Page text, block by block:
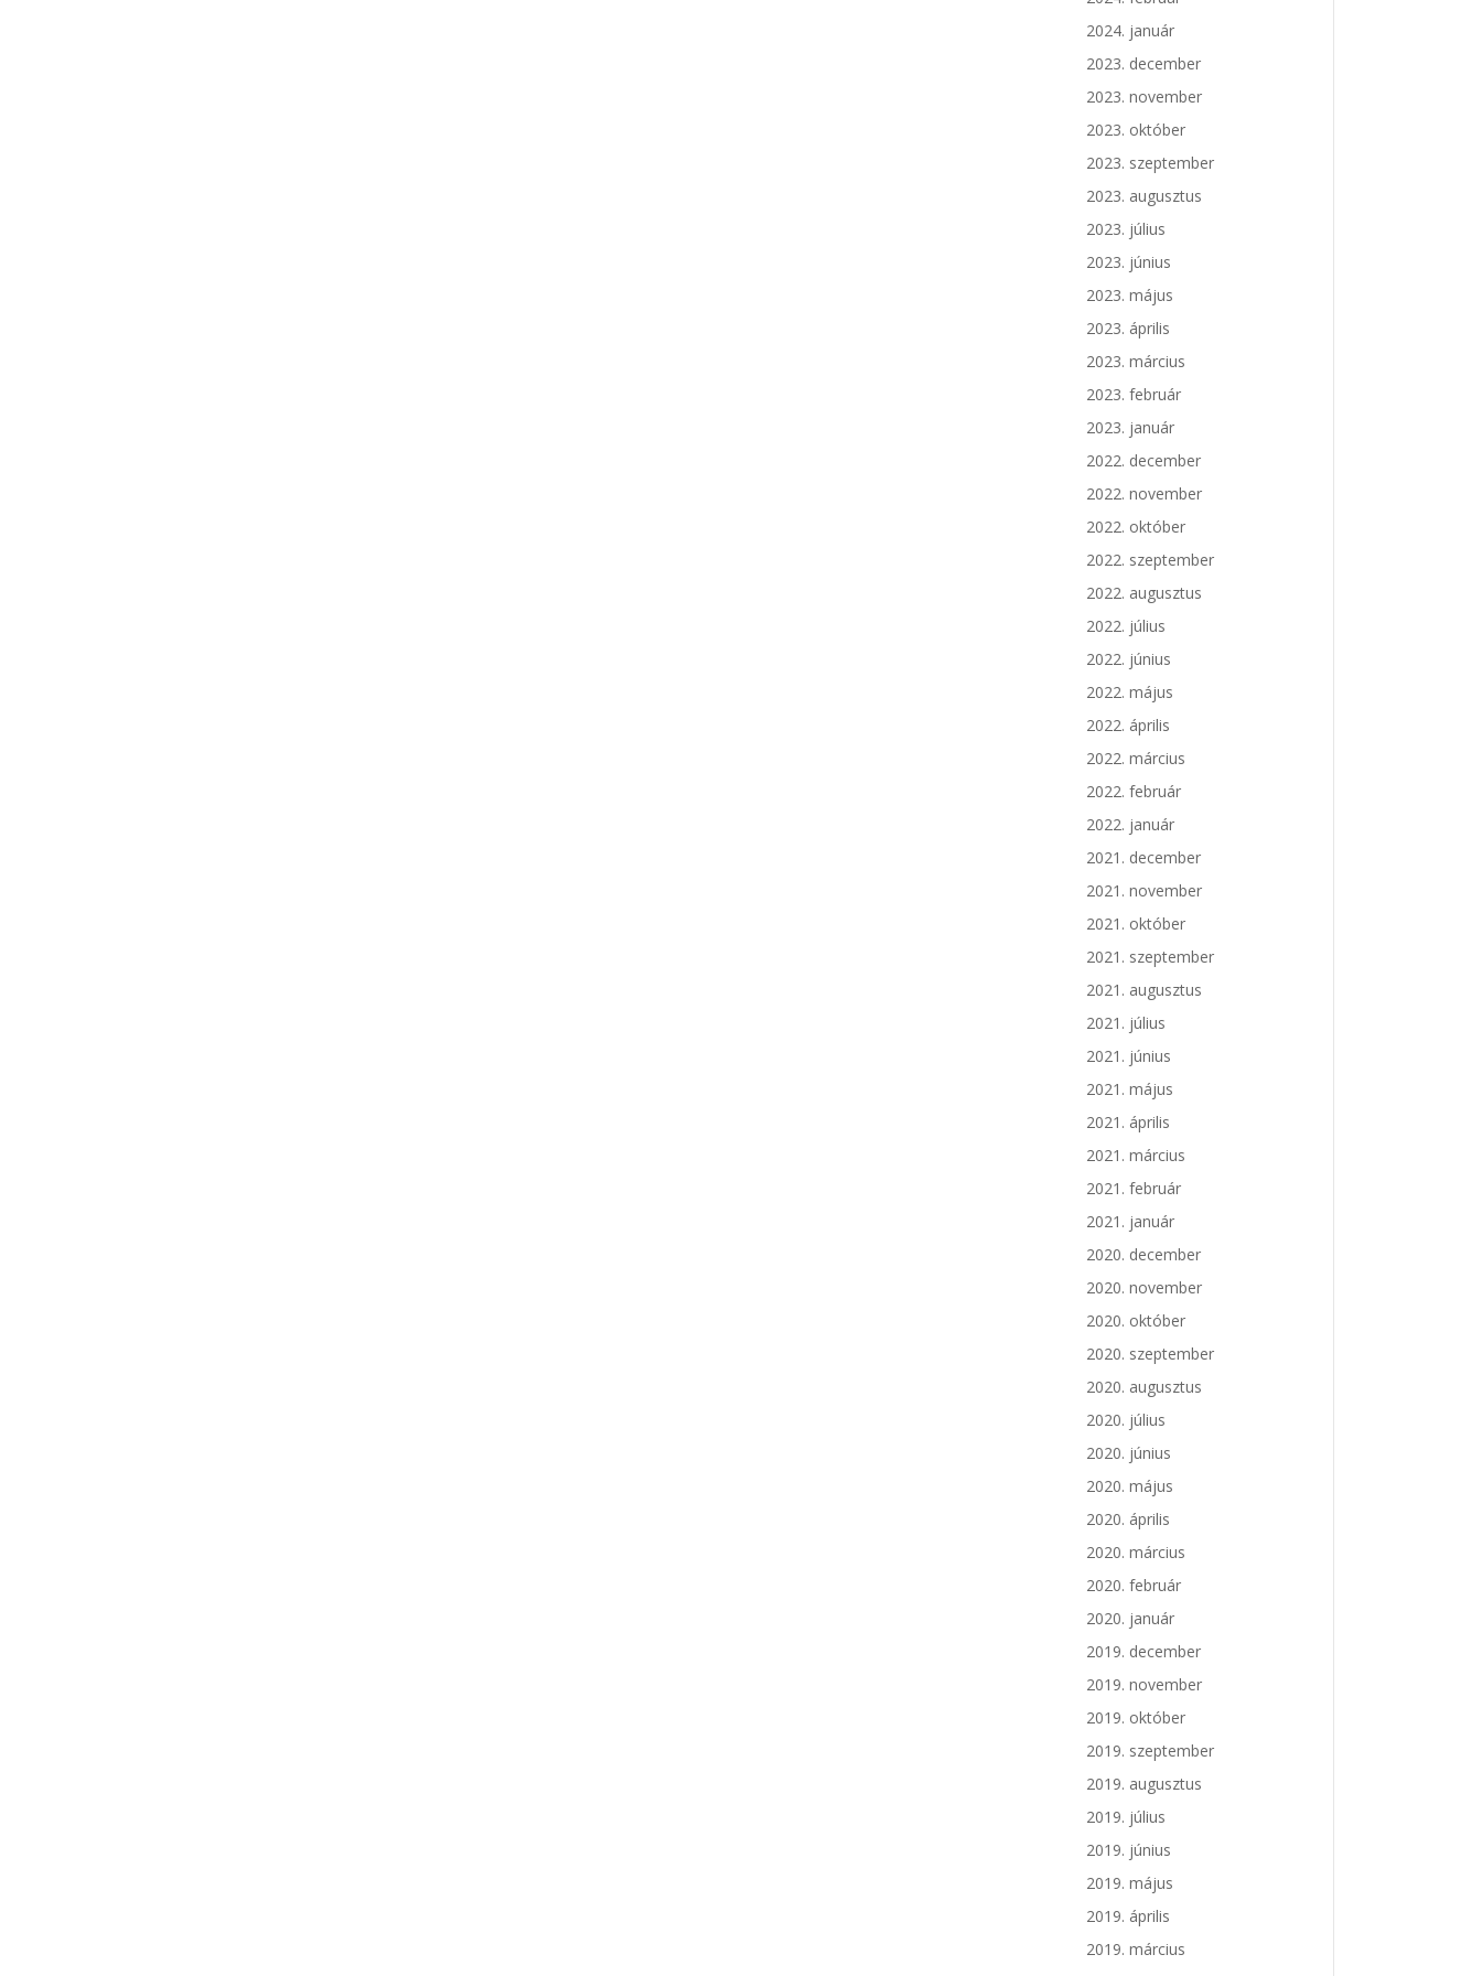
2024. január
2023. december
2023. november
2023. október
2023. szeptember
2023. augusztus
2023. július
2023. június
2023. május
2023. április
2023. március
2023. február
2023. január
2022. december
2022. november
2022. október
2022. szeptember
2022. augusztus
2022. július
2022. június
2022. május
2022. április
2022. március
2022. február
2022. január
2021. december
2021. november
2021. október
2021. szeptember
2021. augusztus
2021. július
2021. június
2021. május
2021. április
2021. március
2021. február
2021. január
2020. december
2020. november
2020. október
2020. szeptember
2020. augusztus
2020. július
2020. június
2020. május
2020. április
2020. március
2020. február
2020. január
2019. december
2019. november
2019. október
2019. szeptember
2019. augusztus
2019. július
2019. június
2019. május
2019. április
2019. március